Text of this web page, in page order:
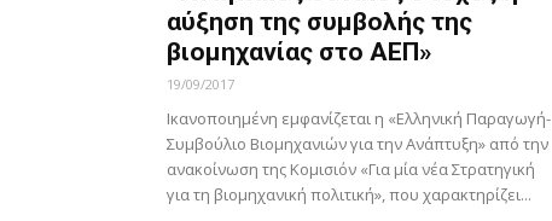
αύξηση της συμβολής της
βιομηχανίας στο ΑΕΠ»
19/09/2017
Ικανοποιημένη εμφανίζεται η «Ελληνική Παραγωγή-
Συμβούλιο Βιομηχανιών για την Ανάπτυξη» από την
ανακοίνωση της Κομισιόν «Για μία νέα Στρατηγική
για τη βιομηχανική πολιτική», που χαρακτηρίζει...